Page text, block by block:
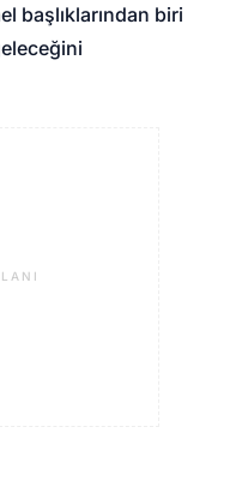
başlıklarından biri